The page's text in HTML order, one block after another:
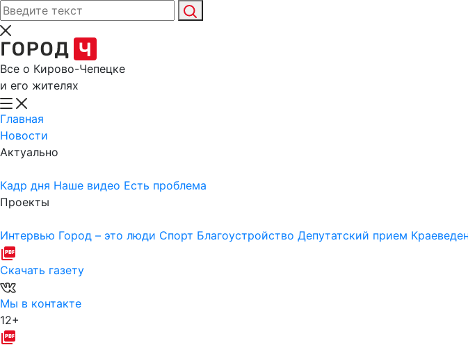
Все о Кирово-Чепецке
и его жителях
Главная
Новости
Актуально
Кадр дня Наше видео Есть проблема
Проекты
Интервью Город – это люди Спорт Благоустройство Депутатский прием
Скачать газету
Мы в контакте
12+